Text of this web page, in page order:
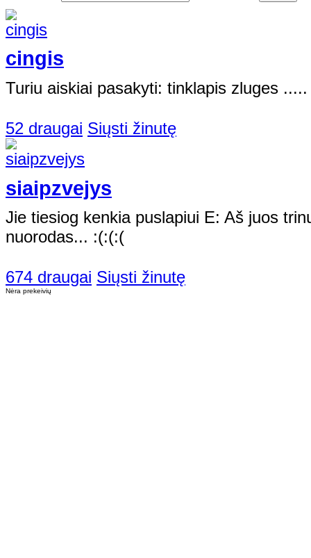
cingis
Turiu aiskiai pasakyti: tinklapis zluges
52 draugai Siųsti žinutę
siaipzvejys
Jie tiesiog kenkia puslapiui E: Aš juos
nuorodas... :(:(:(
674 draugai Siųsti žinutę
Nėra prekeivių